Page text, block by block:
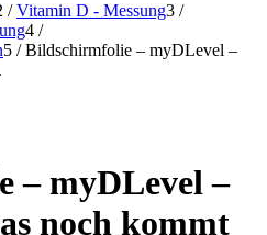
/ Vitamin D - Messung3 /
4 /
5 / Bildschirmfolie – myDLevel –
– myDLevel –
noch kommt